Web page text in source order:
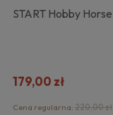
START Hobby Horse
179,00 zł
Cena regularna: 220,00 zł